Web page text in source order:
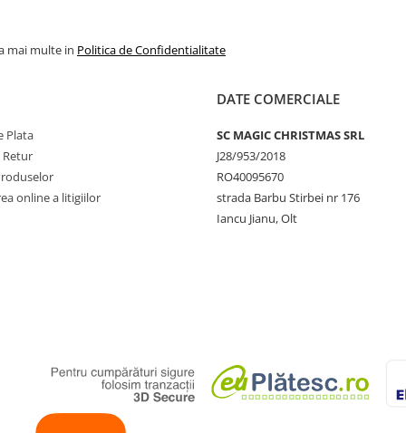
mai multe in Politica de Confidentialitate
Plata
Retur
online a litigiilor
DATE COMERCIALE
SC MAGIC CHRISTMAS SRL
J28/953/2018
RO40095670
strada Barbu Stirbei nr 176
Iancu Jianu, Olt